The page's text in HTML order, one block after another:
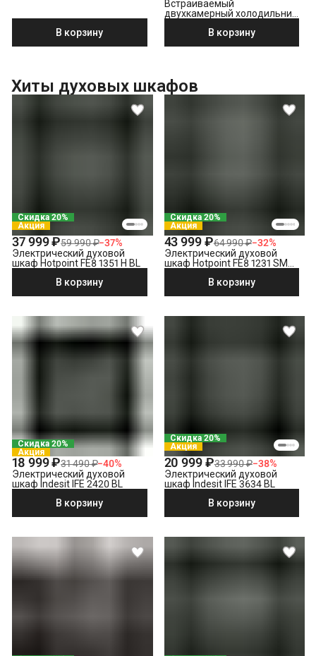
В корзину
Встраиваемый
двухкамерный холодильник
В корзину
Хиты духовых шкафов
Скидка 20%
Акция
37 999 ₽59 990 ₽−37%
Электрический духовой
шкаф Hotpoint FE8 1351 H BL
В корзину
Скидка 20%
Акция
43 999 ₽64 990 ₽−32%
Электрический духовой
шкаф Hotpoint FE8 1231 SMP
В корзину
Скидка 20%
Акция
18 999 ₽31 490 ₽−40%
Электрический духовой
шкаф Indesit IFE 2420 BL
В корзину
Скидка 20%
Акция
20 999 ₽33 990 ₽−38%
Электрический духовой
шкаф Indesit IFE 3634 BL
В корзину